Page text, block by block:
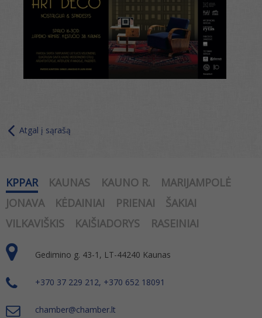
Atgal į sąrašą
KPPAR KAUNAS KAUNO R.
MARIJAMPOLĖ
JONAVA
KĖDAINIAI PRIENAI
ŠAKIAI
VILKAVIŠKIS
KAIŠIADORYS RASEINIAI
Gedimino g. 43-1, LT-44240 Kaunas
+370 37 229 212, +370 652 18091
chamber@chamber.lt